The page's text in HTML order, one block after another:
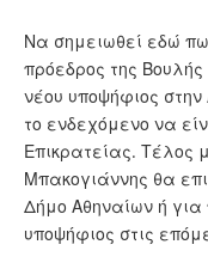
Να σημειωθεί εδώ
πρόεδρος της
νέου υποψήφιος
το ενδεχόμενο να
Επικρατείας. Τέλος
Μπακογιάννης θα
Δήμο Αθηναίων ή
υποψήφιος στις